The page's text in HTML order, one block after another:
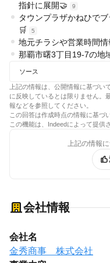
指針に展開🤝
9
タウンプラザかねひで
🛒
5
地元チラシや営業時間
那覇市曙3丁目19-7の地
ソース
上記の情報は、公開情報に基づ
に反映しているとは限りません。
報などを参照してください。
この回答は作成時点の情報に基づ
この機能は、Indeedによって提供
上記の情報
会社情報
会社名
金秀商事 株式会社